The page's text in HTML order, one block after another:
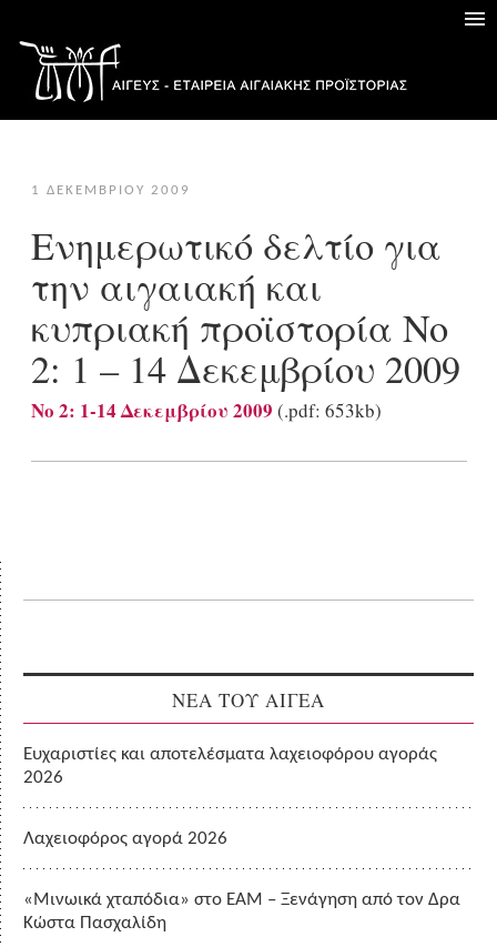
1 ΔΕΚΕΜΒΡΊΟΥ 2009
Ενημερωτικό δελτίο για
την αιγαιακή και
κυπριακή προϊστορία No
2: 1 – 14 Δεκεμβρίου 2009
No 2: 1-14 Δεκεμβρίου 2009 (.pdf: 653kb)
ΝΕΑ ΤΟΥ ΑΙΓΕΑ
Ευχαριστίες και αποτελέσματα λαχειοφόρου αγοράς
2026
Λαχειοφόρος αγορά 2026
«Μινωικά χταπόδια» στο ΕΑΜ – Ξενάγηση από τον Δρα
Κώστα Πασχαλίδη